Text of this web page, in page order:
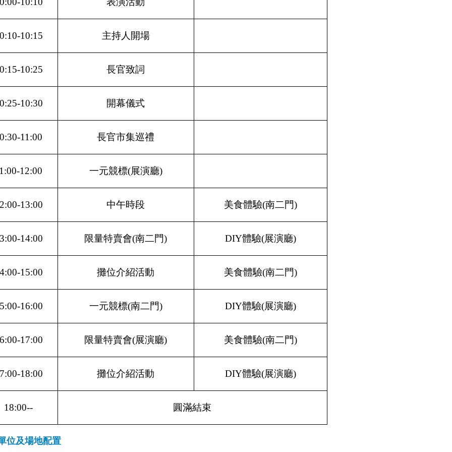
10:15 主持人開場
10:25 長官致詞
10:30 開幕儀式
11:00 長官市集巡禮
12:00 一元競標(展演廳)
13:00 中午時段 美食體驗(南二門)
14:00 限量特賣會(南二門) DIY體驗(展演廳)
15:00 攤位介紹活動 美食體驗(南二門)
16:00 一元競標(南二門) DIY體驗(展演廳)
17:00 限量特賣會(展演廳) 美食體驗(南二門)
18:00 攤位介紹活動 DIY體驗(展演廳)
18:00-- 圓滿結束
位及場地配置